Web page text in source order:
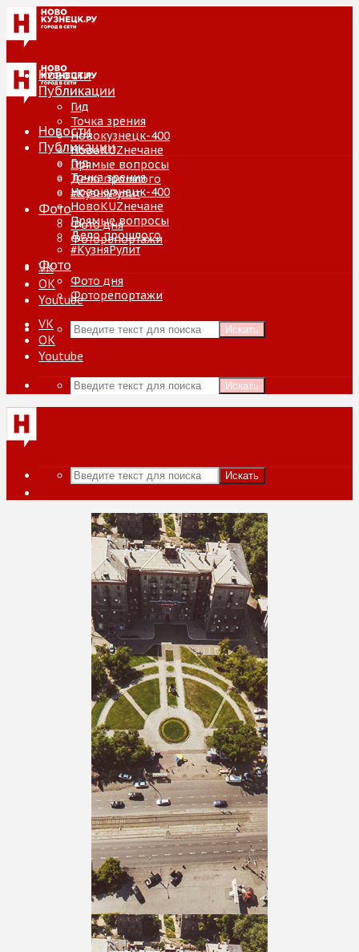
Новости
Публикации
Гид
Точка зрения
Новокузнецк-400
НовоKUZнечане
Прямые вопросы
Дело прошлого
#КузняРулит
Фото
Фото дня
Фоторепортажи
VK
ОК
Youtube
Искать
Новости
Публикации
Гид
Точка зрения
Новокузнецк-400
НовоKUZнечане
Прямые вопросы
Дело прошлого
#КузняРулит
Фото
Фото дня
Фоторепортажи
VK
ОК
Youtube
Искать
Искать